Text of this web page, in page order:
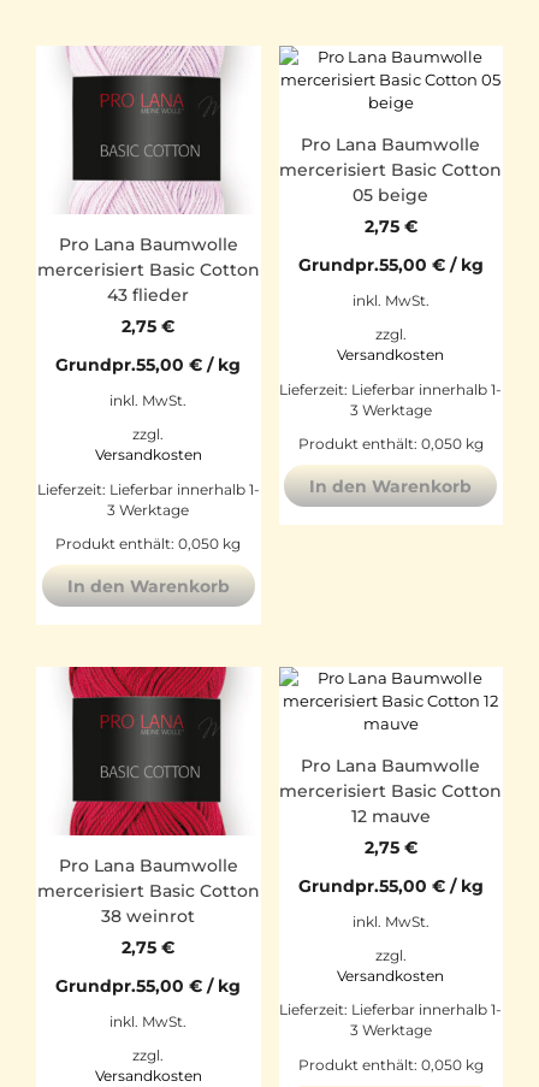
Pro Lana Baumwolle
mercerisiert Basic Cotton
43 flieder
2,75€
Grundpr.55,00€ / kg
inkl. MwSt.
zzgl.
Versandkosten
Lieferzeit: Lieferbar innerhalb 1-
3 Werktage
Produkt enthält: 0,050 kg
In den Warenkorb
Pro Lana Baumwolle
mercerisiert Basic Cotton
05 beige
2,75 €
Grundpr.55,00 €/ kg
inkl. MwSt.
zzgl.
Versandkosten
Lieferzeit: Lieferbar innerhalb 1-
3 Werktage
Produkt enthält: 0,050 kg
In den Warenkorb
Pro Lana Baumwolle
mercerisiert Basic Cotton
38 weinrot
2,75€
Grundpr.55,00€ / kg
inkl. MwSt.
zzgl.
Versandkosten
Pro Lana Baumwolle
mercerisiert Basic Cotton
12 mauve
2,75 €
Grundpr.55,00 €/ kg
inkl. MwSt.
zzgl.
Versandkosten
Lieferzeit: Lieferbar innerhalb 1-
3 Werktage
Produkt enthält: 0,050 kg